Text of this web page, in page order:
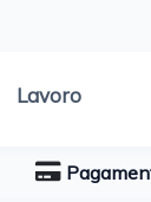
Lavoro